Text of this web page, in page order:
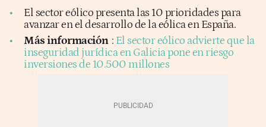
El sector eólico presenta las 10 prioridades para
avanzar en el desarrollo de la eólica en España.
Más información : El sector eólico advierte que la
inseguridad jurídica en Galicia pone en riesgo
inversiones de 10.500 millones